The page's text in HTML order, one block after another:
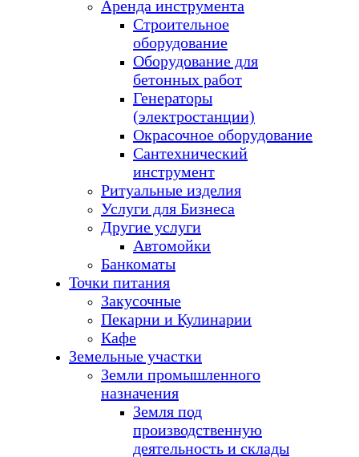
Аренда инструмента
Строительное
оборудование
Оборудование для
бетонных работ
Генераторы
(электростанции)
Окрасочное оборудование
Сантехнический
инструмент
Ритуальные изделия
Услуги для Бизнеса
Другие услуги
Автомойки
Банкоматы
Точки питания
Закусочные
Пекарни и Кулинарии
Кафе
Земельные участки
Земли промышленного
назначения
Земля под
производственную
деятельность и склады